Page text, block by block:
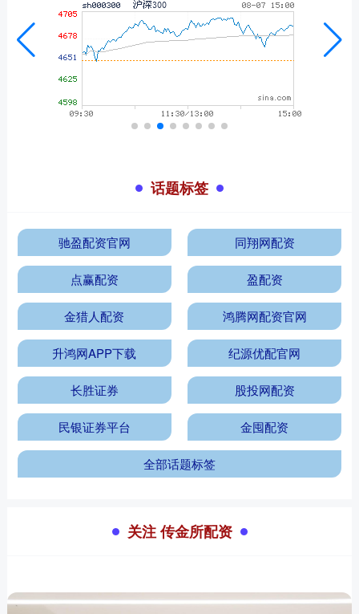
话题标签
驰盈配资官网 同翔网配资
点赢配资 盈配资
金猎人配资 鸿腾网配资官网
升鸿网APP下载 纪源优配官网
长胜证券 股投网配资
民银证券平台 金囤配资
全部话题标签
关注 传金所配资